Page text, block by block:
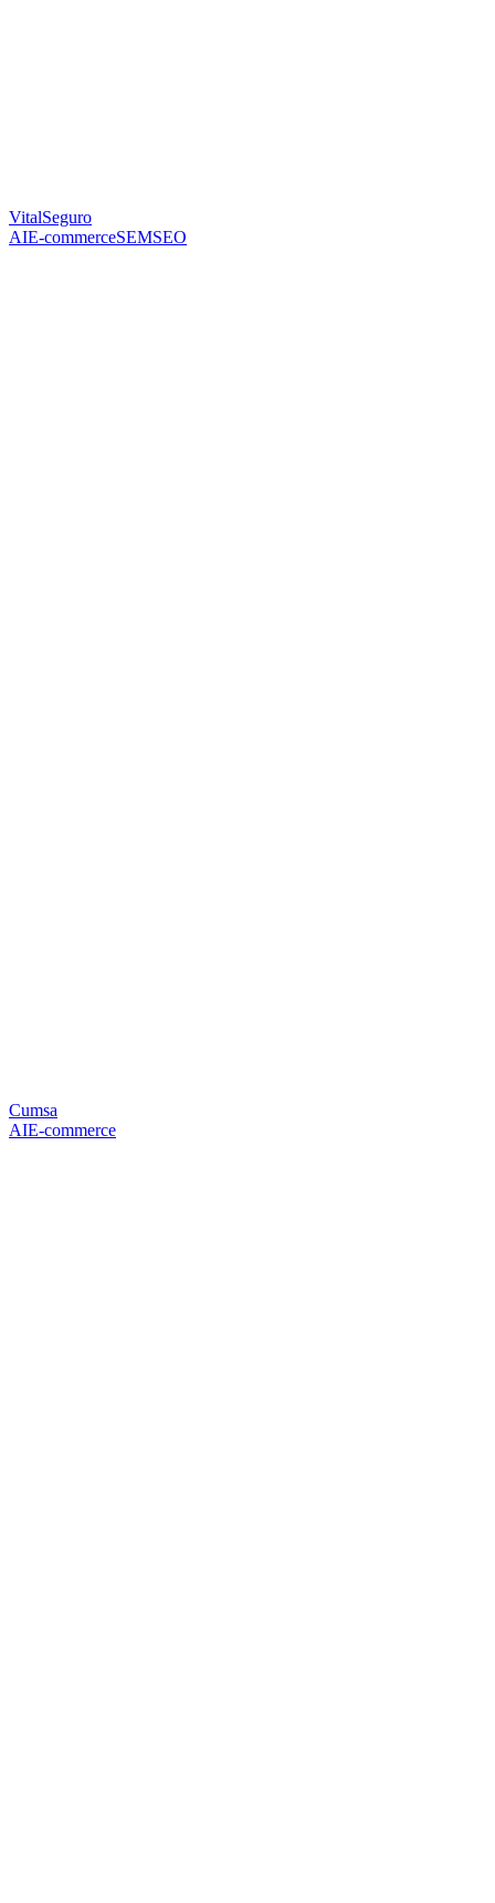
VitalSeguro
AIE-commerceSEMSEO
Cumsa
AIE-commerce